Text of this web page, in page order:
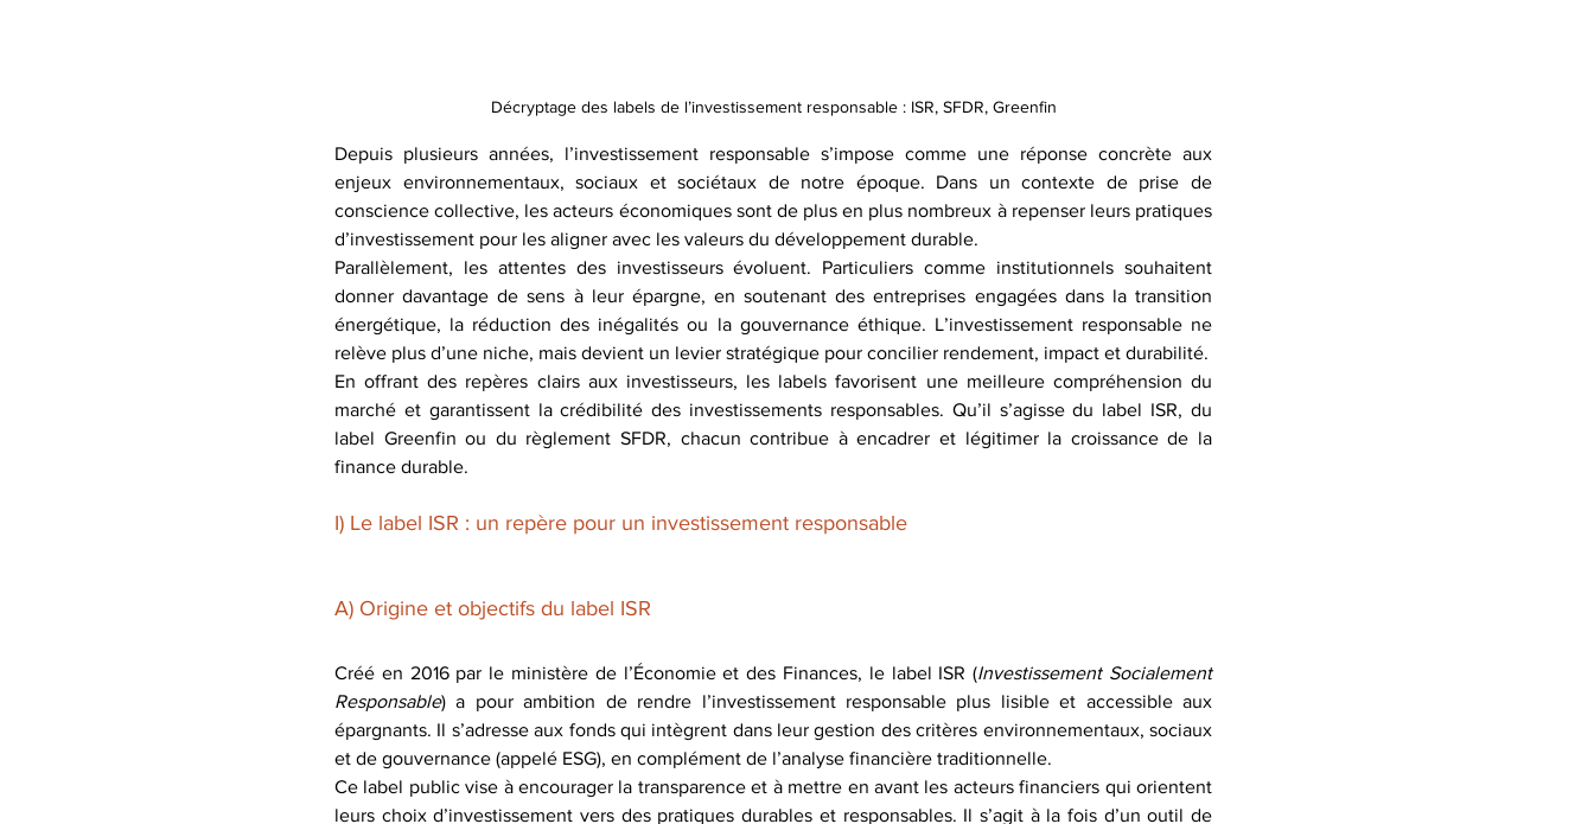
Décryptage des labels de l’investissement responsable : ISR, SFDR, Greenfin
Depuis plusieurs années, l’investissement responsable s’impose comme une réponse concrète aux
enjeux environnementaux, sociaux et sociétaux de notre époque. Dans un contexte de prise de
conscience collective, les acteurs économiques sont de plus en plus nombreux à repenser leurs pratiques
d’investissement pour les aligner avec les valeurs du développement durable.
Parallèlement, les attentes des investisseurs évoluent. Particuliers comme institutionnels souhaitent
donner davantage de sens à leur épargne, en soutenant des entreprises engagées dans la transition
énergétique, la réduction des inégalités ou la gouvernance éthique. L’investissement responsable ne
relève plus d’une niche, mais devient un levier stratégique pour concilier rendement, impact et durabilité.
En offrant des repères clairs aux investisseurs, les labels favorisent une meilleure compréhension du
marché et garantissent la crédibilité des investissements responsables. Qu’il s’agisse du label ISR, du
label Greenfin ou du règlement SFDR, chacun contribue à encadrer et légitimer la croissance de la
finance durable.
I) Le label ISR : un repère pour un investissement responsable
A) Origine et objectifs du label ISR
Créé en 2016 par le ministère de l’Économie et des Finances, le label ISR (Investissement Socialement
Responsable) a pour ambition de rendre l’investissement responsable plus lisible et accessible aux
épargnants. Il s’adresse aux fonds qui intègrent dans leur gestion des critères environnementaux, sociaux
et de gouvernance (appelé ESG), en complément de l’analyse financière traditionnelle.
Ce label public vise à encourager la transparence et à mettre en avant les acteurs financiers qui orientent
leurs choix d’investissement vers des pratiques durables et responsables. Il s’agit à la fois d’un outil de